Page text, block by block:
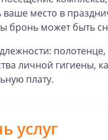
ваше место в
бронь может быть
личной гигиены,
плату.
услуг